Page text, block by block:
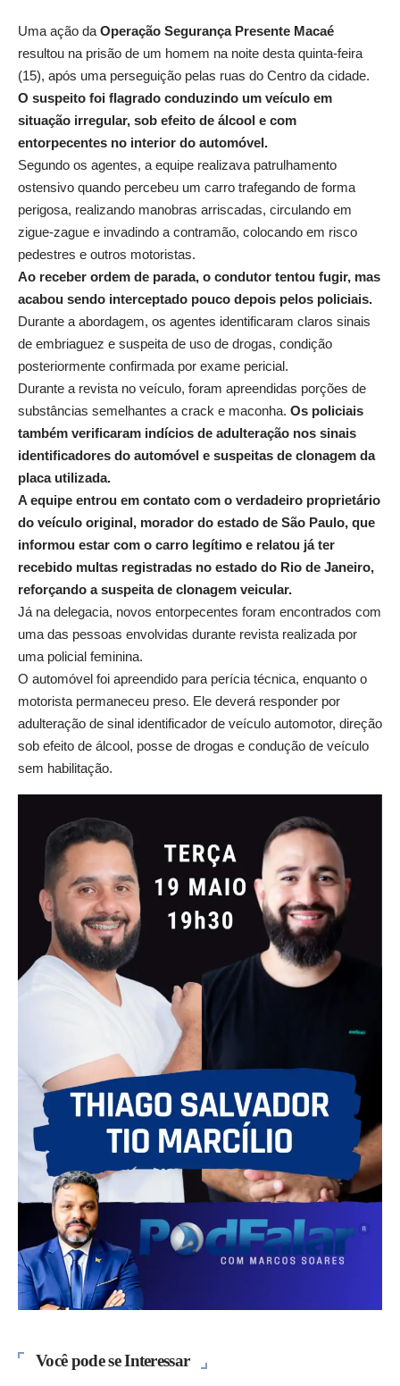
Uma ação da Operação Segurança Presente Macaé
resultou na prisão de um homem na noite desta quinta-feira
(15), após uma perseguição pelas ruas do Centro da cidade.
O suspeito foi flagrado conduzindo um veículo em
situação irregular, sob efeito de álcool e com
entorpecentes no interior do automóvel.
Segundo os agentes, a equipe realizava patrulhamento
ostensivo quando percebeu um carro trafegando de forma
perigosa, realizando manobras arriscadas, circulando em
zigue-zague e invadindo a contramão, colocando em risco
pedestres e outros motoristas.
Ao receber ordem de parada, o condutor tentou fugir, mas
acabou sendo interceptado pouco depois pelos policiais.
Durante a abordagem, os agentes identificaram claros sinais
de embriaguez e suspeita de uso de drogas, condição
posteriormente confirmada por exame pericial.
Durante a revista no veículo, foram apreendidas porções de
substâncias semelhantes a crack e maconha. Os policiais
também verificaram indícios de adulteração nos sinais
identificadores do automóvel e suspeitas de clonagem da
placa utilizada.
A equipe entrou em contato com o verdadeiro proprietário
do veículo original, morador do estado de São Paulo, que
informou estar com o carro legítimo e relatou já ter
recebido multas registradas no estado do Rio de Janeiro,
reforçando a suspeita de clonagem veicular.
Já na delegacia, novos entorpecentes foram encontrados com
uma das pessoas envolvidas durante revista realizada por
uma policial feminina.
O automóvel foi apreendido para perícia técnica, enquanto o
motorista permaneceu preso. Ele deverá responder por
adulteração de sinal identificador de veículo automotor, direção
sob efeito de álcool, posse de drogas e condução de veículo
sem habilitação.
Você pode se Interessar